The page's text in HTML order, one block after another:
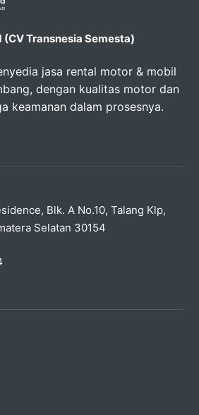
Transnesia Semesta)
jasa rental motor & mobil
dengan kualitas motor dan
keamanan dalam prosesnya.
Blk. A No.10, Talang Klp,
Selatan 30154